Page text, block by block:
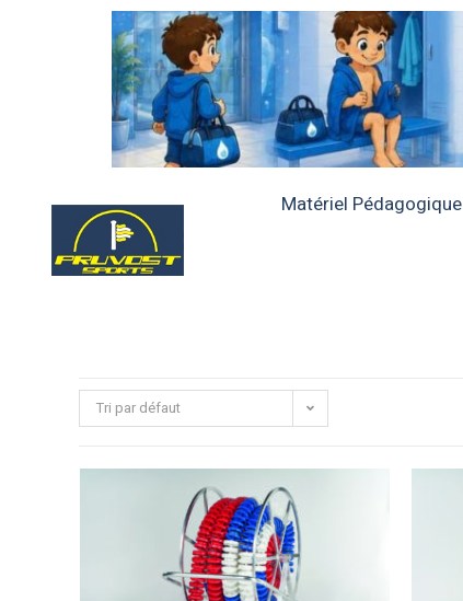
Matériel Pédagogique
Tri par défaut